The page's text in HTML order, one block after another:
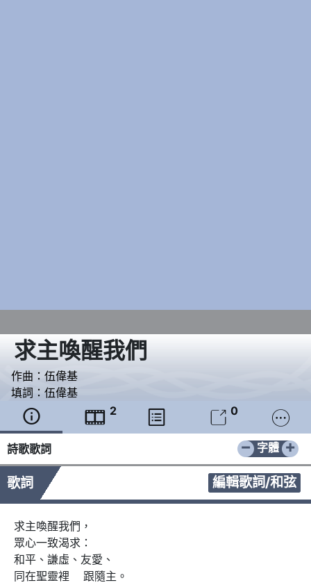
求主喚醒我們
作曲： 伍偉基
填詞： 伍偉基
  2   0 
詩歌歌詞 − +
字體
歌詞 編輯歌詞/和弦
求主喚醒我們，
眾心一致渴求：
和平、謙虛、友愛、
同在聖靈裡    跟隨主。